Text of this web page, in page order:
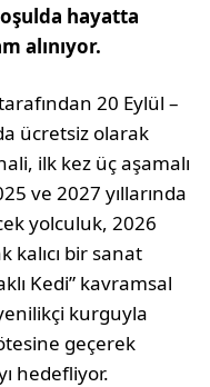
hayatta
alınıyor.
20 Eylül –
ücretsiz olarak
ilk kez üç aşamalı
ve 2027 yıllarında
yolculuk, 2026
kalıcı bir sanat
Kedi” kavramsal
kurguyla
geçerek
hedefliyor.